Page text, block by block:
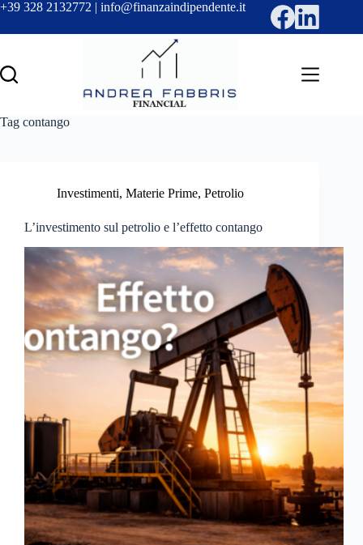
Salta
contenuto
+39 328 2132772 | info@finanzaindipendente.it
Tag contango
Investimenti, Materie Prime, Petrolio
L’investimento sul petrolio e l’effetto contango